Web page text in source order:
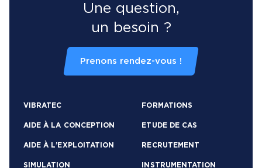
Une question,
un besoin ?
Prenons rendez-vous !
VIBRATEC FORMATIONS
AIDE À LA CONCEPTION ETUDE DE CAS
AIDE À L’EXPLOITATION RECRUTEMENT
SIMULATION INSTRUMENTATION